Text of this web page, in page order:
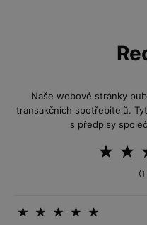
Naše webové stránky
transakčních spotřebitelů.
s předpisy